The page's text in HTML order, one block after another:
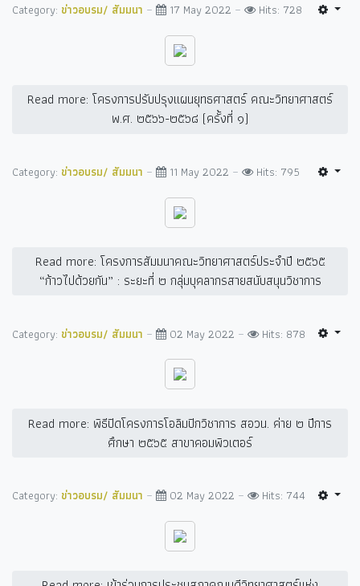
Category: ข่าวอบรม/ สัมมนา 17 May 2022 Hits: 728
Read more: โครงการปรับปรุงแผนยุทธศาสตร์ คณะวิทยาศาสตร์
พ.ศ. ๒๕๖๖-๒๕๖๘ (ครั้งที่ ๑)
Category: ข่าวอบรม/ สัมมนา 11 May 2022 Hits: 795
Read more: โครงการสัมมนาคณะวิทยาศาสตร์ประจำปี ๒๕๖๕
“ก้าวไปด้วยกัน” : ระยะที่ ๒ กลุ่มบุคลากรสายสนับสนุนวิชาการ
Category: ข่าวอบรม/ สัมมนา 02 May 2022 Hits: 878
Read more: พิธีปิดโครงการโอลิมปิกวิชาการ สอวน. ค่าย ๒ ปีการ
ศึกษา ๒๕๖๕ สาขาคอมพิวเตอร์
Category: ข่าวอบรม/ สัมมนา 02 May 2022 Hits: 744